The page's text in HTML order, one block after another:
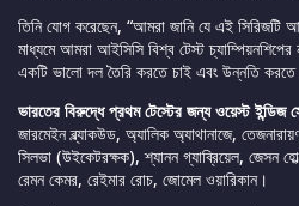
তিনি যোগ করেছেন, “আমরা জানি যে এই সিরিজটি
মাধ্যমে আমরা আইসিসি বিশ্ব টেস্ট
একটি ভালো দল তৈরি করতে চাই এবং উন্নতি
ভারতের বিরুদ্ধে প্রথম টেস্টের জন্য ওয়েস্ট ইন্ডিজ
জারমেইন ব্ল্যাকউড, অ্যালিক অ্যাথানাজে,
সিলভা (উইকেটরক্ষক), শ্যানন গ্যাব্রিয়েল, জেসন
রেমন কেমর, রেইমার রোচ, জোমেল ওয়ারিকান।